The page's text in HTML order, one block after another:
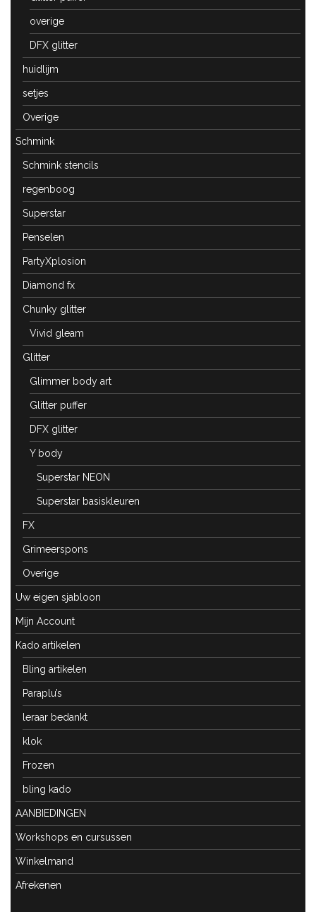
overige
DFX glitter
huidlijm
setjes
Overige
Schmink
Schmink stencils
regenboog
Superstar
Penselen
PartyXplosion
Diamond fx
Chunky glitter
Vivid gleam
Glitter
Glimmer body art
Glitter puffer
DFX glitter
Y body
Superstar NEON
Superstar basiskleuren
FX
Grimeerspons
Overige
Uw eigen sjabloon
Mijn Account
Kado artikelen
Bling artikelen
Paraplu’s
leraar bedankt
klok
Frozen
bling kado
AANBIEDINGEN
Workshops en cursussen
Winkelmand
Afrekenen